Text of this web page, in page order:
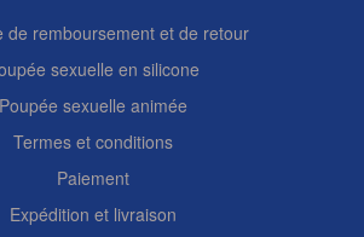
de remboursement et de retour
sexuelle en silicone
Poupée sexuelle animée
Termes et conditions
Paiement
Expédition et livraison